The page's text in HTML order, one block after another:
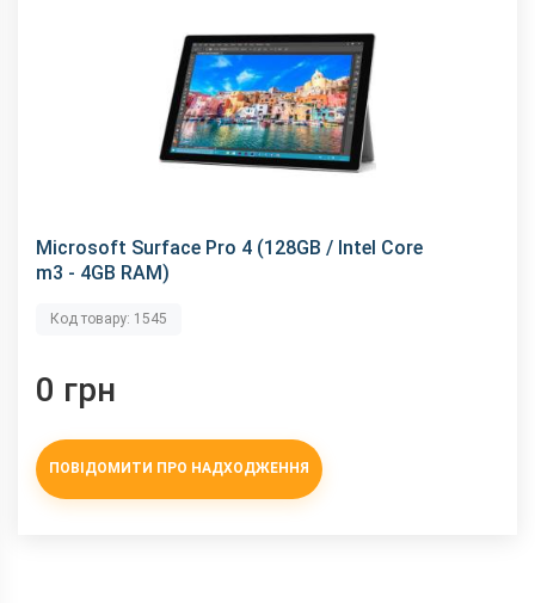
Microsoft Surface Pro 4 (128GB / Intel Core
m3 - 4GB RAM)
Код товару: 1545
0 грн
ПОВІДОМИТИ ПРО НАДХОДЖЕННЯ